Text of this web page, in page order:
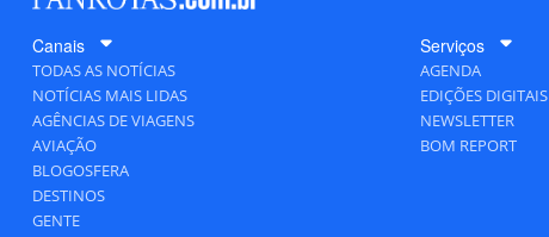
Canais
TODAS AS NOTÍCIAS
NOTÍCIAS MAIS LIDAS
AGÊNCIAS DE VIAGENS
AVIAÇÃO
BLOGOSFERA
DESTINOS
GENTE
Serviços
AGENDA
EDIÇÕES DIGITAIS
NEWSLETTER
BOM REPORT